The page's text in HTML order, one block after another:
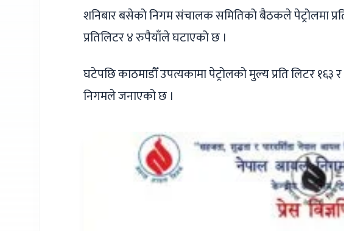
शनिबार बसेको निगम संचालक समितिको बैठकले पेट्रोलमा
प्रतिलिटर ४ रुपैयाँले घटाएको छ ।
घटेपछि काठमाडौँ उपत्यकामा पेट्रोलको मुल्य प्रति लिटर १६३
निगमले जनाएको छ ।